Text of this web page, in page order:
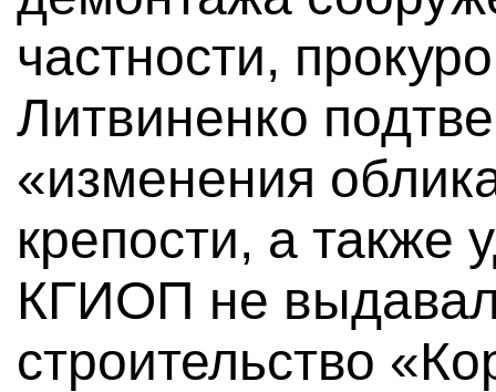
частности,
Литвиненко
«изменения
крепости, а также
КГИОП не
строительство